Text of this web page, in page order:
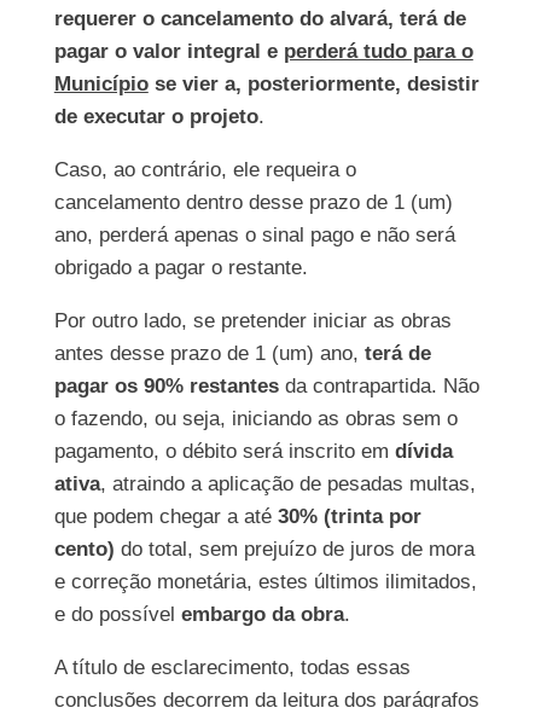
requerer o cancelamento do alvará, terá de
pagar o valor integral e perderá tudo para o
Municípiose vier a, posteriormente, desistir
de executar o projeto.
Caso, ao contrário, ele requeira o
cancelamento dentro desse prazo de 1 (um)
ano, perderá apenas o sinal pago e não será
obrigado a pagar o restante.
Por outro lado, se pretender iniciar as obras
antes desse prazo de 1 (um) ano, terá de
pagar os 90% restantesda contrapartida. Não
o fazendo, ou seja, iniciando as obras sem o
pagamento, o débito será inscrito em dívida
ativa, atraindo a aplicação de pesadas multas,
que podem chegar a até 30% (trinta por
cento) do total, sem prejuízo de juros de mora
e correção monetária, estes últimos ilimitados,
e do possível embargo da obra.
A título de esclarecimento, todas essas
conclusões decorrem da leitura dos parágrafos